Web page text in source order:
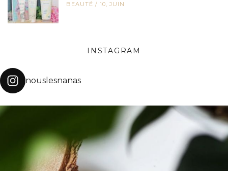
BEAUTÉ / 10, JUIN
INSTAGRAM
nouslesnanas